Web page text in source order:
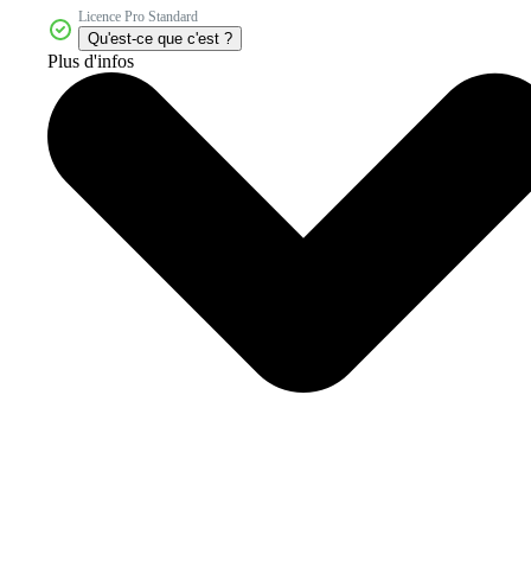
Licence Pro Standard
Qu'est-ce que c'est ?
Plus d'infos